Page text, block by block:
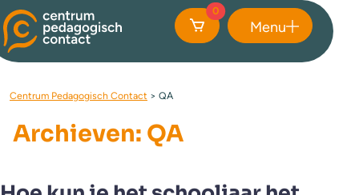
0
Menu
Centrum Pedagogisch Contact > QA
Archieven: QA